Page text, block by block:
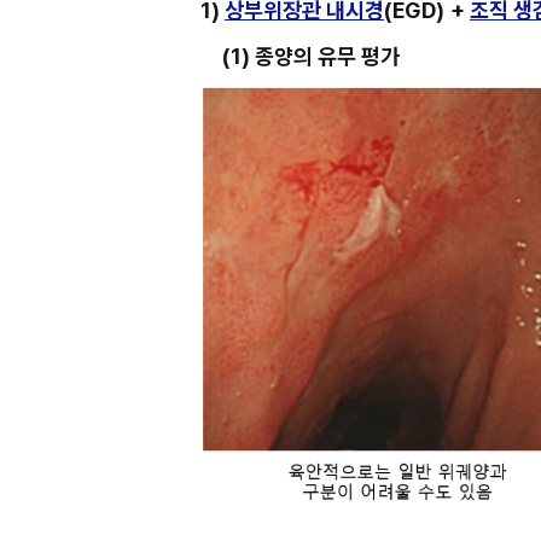
1) 상부위장관 내시경(EGD) + 조직 생
(1) 종양의 유무 평가